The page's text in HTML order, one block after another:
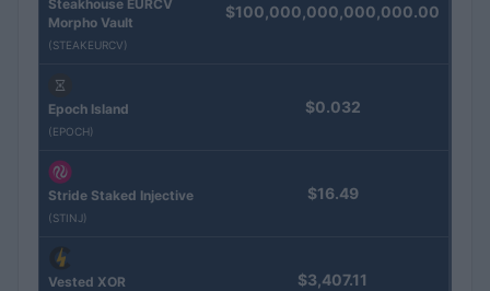
Steakhouse EURCV
Morpho Vault
(STEAKEURCV)
$100,000,000,000,000.00
Epoch Island
(EPOCH)
$0.032
Stride Staked Injective
(STINJ)
$16.49
Vested XOR $3,407.11